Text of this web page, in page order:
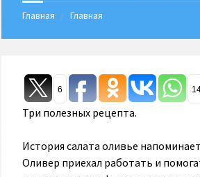
Главная Главная
6
Три полезных рецепта.
История салата оливье
Оливер приехал работать и